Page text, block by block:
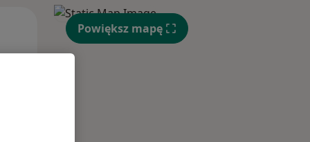
Śr, Czw,
Powiększ mapę